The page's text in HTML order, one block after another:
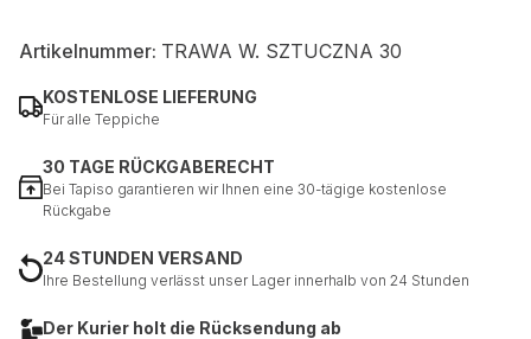
Artikelnummer: TRAWA W. SZTUCZNA 30
KOSTENLOSE LIEFERUNG
Für alle Teppiche
30 TAGE RÜCKGABERECHT
Bei Tapiso garantieren wir Ihnen eine 30-tägige kostenlose
Rückgabe
24 STUNDEN VERSAND
Ihre Bestellung verlässt unser Lager innerhalb von 24 Stunden
Der Kurier holt die Rücksendung ab
Nicht kategorisiert.
Andere nicht kategorisierte Cookies sind solche, die
analysiert werden und noch keiner Kategorie zugeordnet
wurden.
Meine Einstellungen speichern
Alle akzeptieren